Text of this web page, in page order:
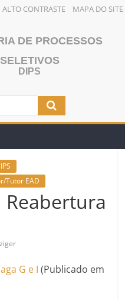
ALTO CONTRASTE MAPA DO SITE
DE PROCESSOS
SELETIVOS
DIPS
Tutor EAD
Reabertura
G e I (Publicado em